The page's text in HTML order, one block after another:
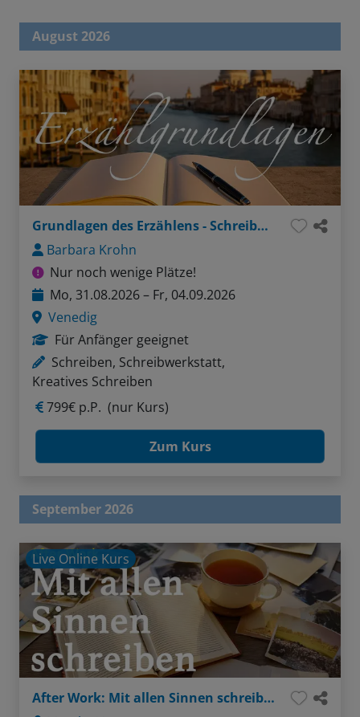
August 2026
Grundlagen des Erzählens - Schreiben in der Lagunenstadt
Barbara Krohn
Nur noch wenige Plätze!
Mo, 31.08.2026 – Fr, 04.09.2026
Venedig
Für Anfänger geeignet
Schreiben, Schreibwerkstatt,
Kreatives Schreiben
799€ p.P. (nur Kurs)
Zum Kurs
September 2026
Live Online Kurs
After Work: Mit allen Sinnen schreiben